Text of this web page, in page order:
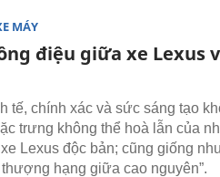
MÁY
điệu giữa xe Lexus
tế, chính xác và sức sáng tạo
trưng không thể hoà lẫn của
Lexus độc bản; cũng giống
thượng hạng giữa cao nguyên”.